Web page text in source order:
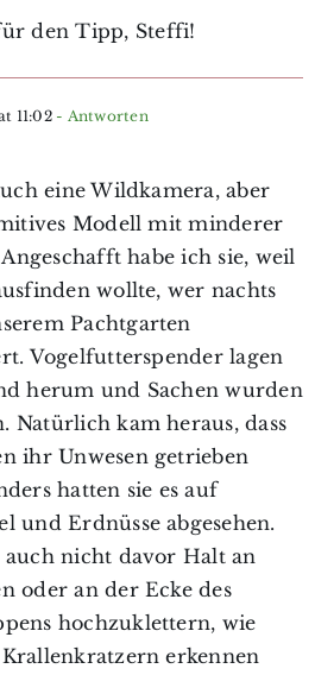
den Tipp, Steffi!
11:02- Antworten
eine Wildkamera, aber
Modell mit minderer
habe ich sie, weil
wollte, wer nachts
Pachtgarten
Vogelfutterspender lagen
herum und Sachen wurden
Natürlich kam heraus, dass
ihr Unwesen getrieben
hatten sie es auf
und Erdnüsse abgesehen.
auch nicht davor Halt an
oder an der Ecke des
hochzuklettern, wie
erkennen